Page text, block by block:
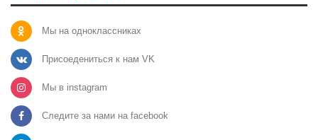
Мы на одноклассниках
Присоедениться к нам VK
Мы в instagram
Следите за нами на facebook